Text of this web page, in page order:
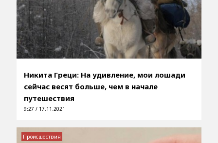
Никита Греци: На удивление, мои лошади
сейчас весят больше, чем в начале
путешествия
9:27 / 17.11.2021
Происшествия